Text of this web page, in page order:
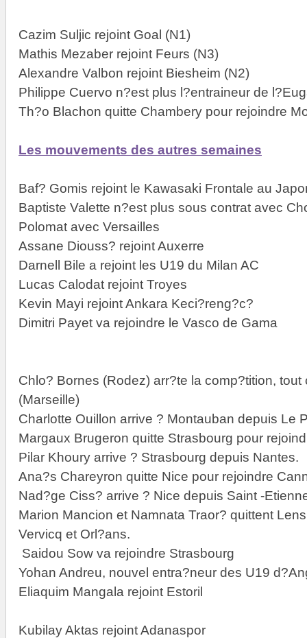
Cazim Suljic rejoint Goal (N1)
Mathis Mezaber rejoint Feurs (N3)
Alexandre Valbon rejoint Biesheim (N2)
Philippe Cuervo n?est plus l?entraineur de
Th?o Blachon quitte Chambery pour rejoindre
Les mouvements des autres semaines
Baf? Gomis rejoint le Kawasaki Frontale au
Baptiste Valette n?est plus sous contrat avec
Polomat avec Versailles
Assane Diouss? rejoint Auxerre
Darnell Bile a rejoint les U19 du Milan AC
Lucas Calodat rejoint Troyes
Kevin Mayi rejoint Ankara Keci?reng?c?
Dimitri Payet va rejoindre le Vasco de Gama
Chlo? Bornes (Rodez) arr?te la comp?tition,
(Marseille)
Charlotte Ouillon arrive ? Montauban depuis Le
Margaux Brugeron quitte Strasbourg pour
Pilar Khoury arrive ? Strasbourg depuis Nantes.
Ana?s Chareyron quitte Nice pour rejoindre
Nad?ge Ciss? arrive ? Nice depuis Saint -
Marion Mancion et Namnata Traor? quittent
Vervicq et Orl?ans.
Saidou Sow va rejoindre Strasbourg
Yohan Andreu, nouvel entra?neur des U19
Eliaquim Mangala rejoint Estoril
Kubilay Aktas rejoint Adanaspor